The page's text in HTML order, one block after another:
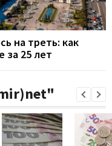
на треть: как
за 25 лет